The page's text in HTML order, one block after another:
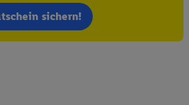
sichern!